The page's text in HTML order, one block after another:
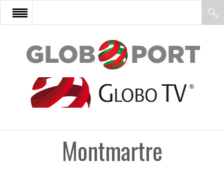
FŐOLDAL
AFRIKA
Montmartre